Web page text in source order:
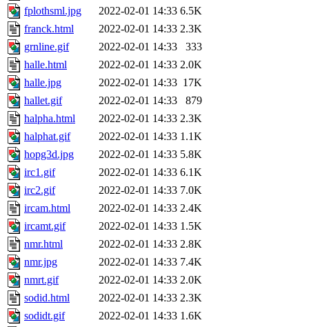
fplothsml.jpg
2022-02-01 14:33 6.5K
franck.html
2022-02-01 14:33 2.3K
grnline.gif
2022-02-01 14:33
333
halle.html
2022-02-01 14:33 2.0K
halle.jpg
2022-02-01 14:33 17K
hallet.gif
2022-02-01 14:33
879
halpha.html
2022-02-01 14:33 2.3K
halphat.gif
2022-02-01 14:33 1.1K
hopg3d.jpg
2022-02-01 14:33 5.8K
irc1.gif
2022-02-01 14:33 6.1K
irc2.gif
2022-02-01 14:33 7.0K
ircam.html
2022-02-01 14:33 2.4K
ircamt.gif
2022-02-01 14:33 1.5K
nmr.html
2022-02-01 14:33 2.8K
nmr.jpg
2022-02-01 14:33 7.4K
nmrt.gif
2022-02-01 14:33 2.0K
sodid.html
2022-02-01 14:33 2.3K
sodidt.gif
2022-02-01 14:33 1.6K